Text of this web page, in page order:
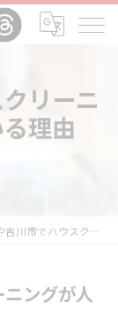
リーニ
理由
スクリーニングが人気を集めている理由は、...
ングが人